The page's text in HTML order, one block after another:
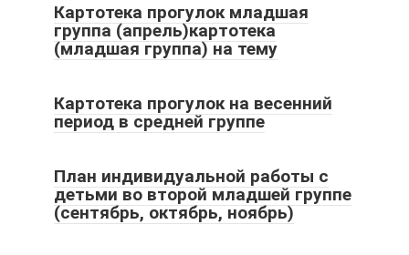
Картотека прогулок младшая
группа (апрель)картотека
(младшая группа) на тему
Картотека прогулок на весенний
период в средней группе
План индивидуальной работы с
детьми во второй младшей группе
(сентябрь, октябрь, ноябрь)